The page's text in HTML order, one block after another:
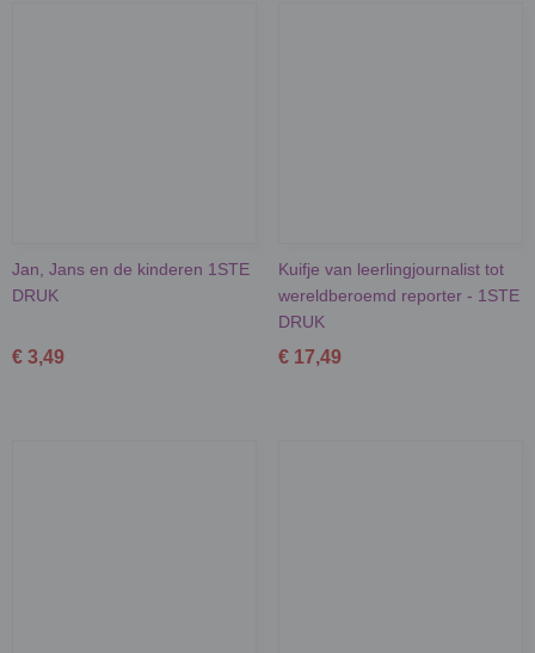
Jan, Jans en de kinderen 1STE
DRUK
€ 3,49
Kuifje van leerlingjournalist tot
wereldberoemd reporter - 1STE
DRUK
€ 17,49